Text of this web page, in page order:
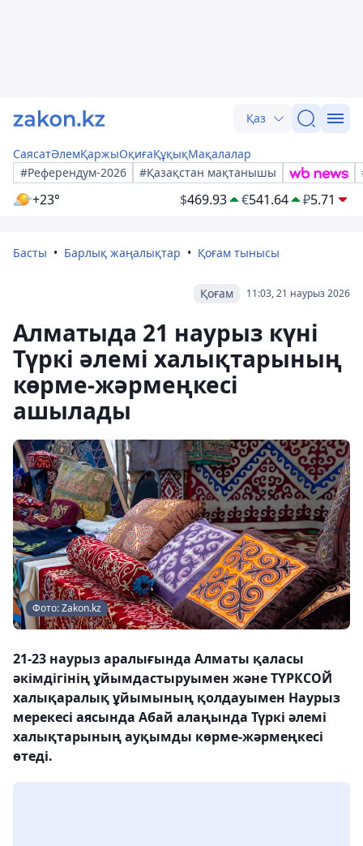
Қаз
СаясатӘлемҚаржыОқиғаҚұқықМақалалар
#Референдум-2026
#Қазақстан мақтанышы
+23° $469.93 €541.64 ₽5.71
Басты Барлық жаңалықтар Қоғам тынысы
11:03, 21 наурыз 2026
Қоғам
Алматыда 21 наурыз күні
Түркі әлемі халықтарының
көрме-жәрмеңкесі
ашылады
Фото: Zakon.kz
21-23 наурыз аралығында Алматы қаласы
әкімдігінің ұйымдастыруымен және ТҮРКСОЙ
халықаралық ұйымының қолдауымен Наурыз
мерекесі аясында Абай алаңында Түркі әлемі
халықтарының ауқымды көрме-жәрмеңкесі
өтеді.